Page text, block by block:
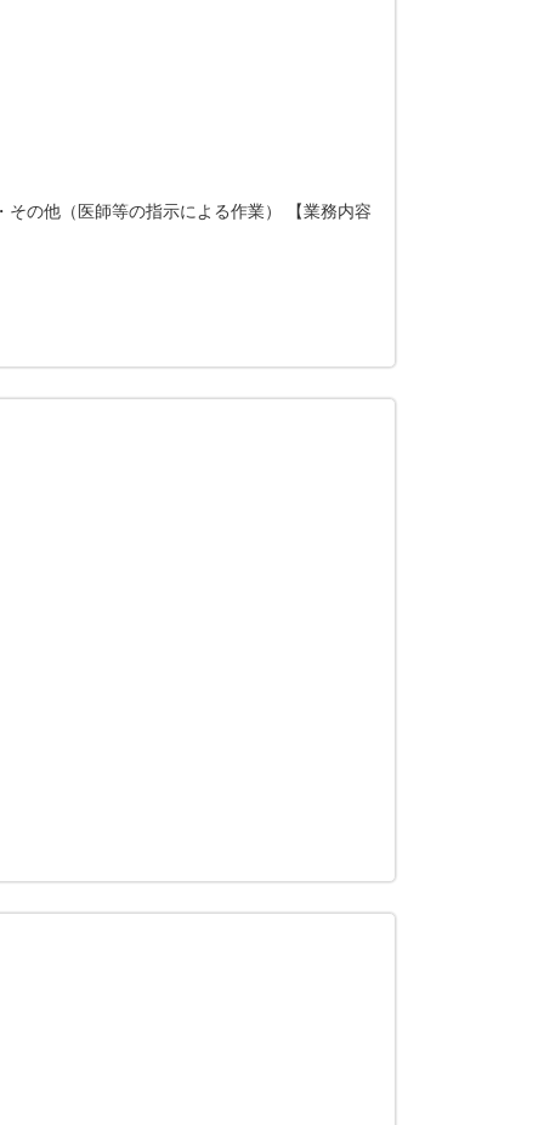
の他（医師等の指示による作業） 【業務内容